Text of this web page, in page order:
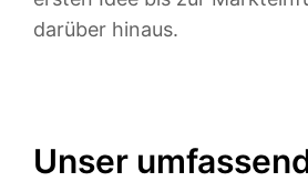
darüber hinaus.
Unser